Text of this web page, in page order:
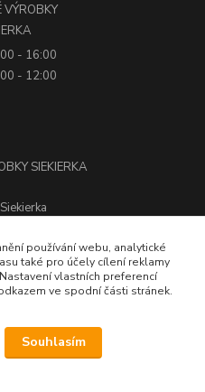
VÝROBKY
- 16:00
- 12:00
SIEKIERKA
používání webu, analytické
také pro účely cílení reklamy
vlastních preferencí
ve spodní části stránek.
Souhlasím